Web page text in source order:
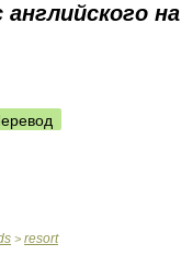
английского на
> resort